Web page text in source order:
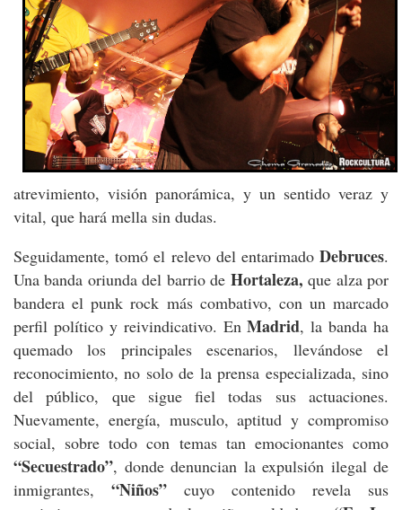
atrevimiento, visión panorámica, y un sentido veraz y
vital, que hará mella sin dudas.
Seguidamente, tomó el relevo del entarimado Debruces.
Una banda oriunda del barrio de Hortaleza,que alza por
bandera el punk rock más combativo, con un marcado
perfil político y reivindicativo. EnMadrid, la banda ha
quemado los principales escenarios, llevándose el
reconocimiento, no solo de la prensa especializada, sino
del público, que sigue fiel todas sus actuaciones.
Nuevamente, energía, musculo, aptitud y compromiso
social, sobre todo con temas tan emocionantes como
“Secuestrado”, donde denuncian la expulsión ilegal de
inmigrantes, “Niños” cuyo contenido revela sus